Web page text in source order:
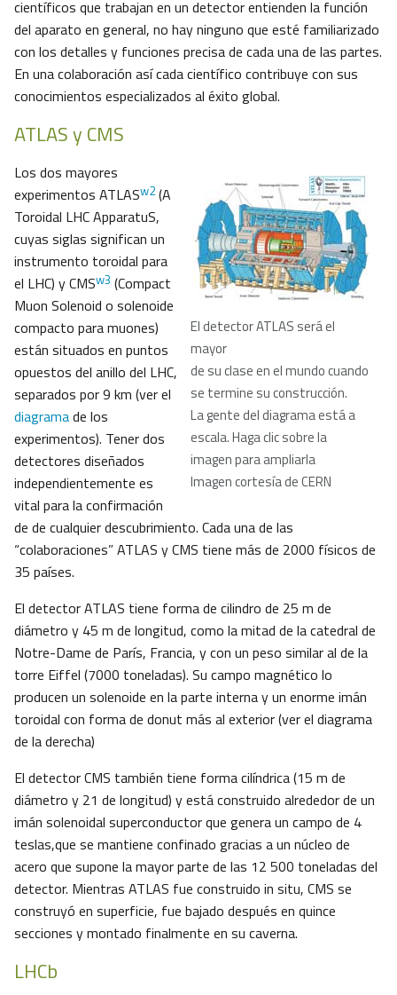
científicos que trabajan en un detector entienden la función
del aparato en general, no hay ninguno que esté familiarizado
con los detalles y funciones precisa de cada una de las partes.
En una colaboración así cada científico contribuye con sus
conocimientos especializados al éxito global.
ATLAS y CMS
El detector ATLAS será el
mayor
de su clase en el mundo cuando
se termine su construcción.
La gente del diagrama está a
escala. Haga clic sobre la
imagen para ampliarla
Imagen cortesía de CERN
Los dos mayores
experimentos ATLASw2(A
Toroidal LHC ApparatuS,
cuyas siglas significan un
instrumento toroidal para
el LHC) y CMSw3 (Compact
Muon Solenoid o solenoide
compacto para muones)
están situados en puntos
opuestos del anillo del LHC,
separados por 9 km (ver el
diagramade los
experimentos). Tener dos
detectores diseñados
independientemente es
vital para la confirmación
de de cualquier descubrimiento. Cada una de las
“colaboraciones” ATLAS y CMS tiene más de 2000 físicos de
35 países.
El detector ATLAS tiene forma de cilindro de 25 m de
diámetro y 45 m de longitud, como la mitad de la catedral de
Notre-Dame de París, Francia, y con un peso similar al de la
torre Eiffel (7000 toneladas). Su campo magnético lo
producen un solenoide en la parte interna y un enorme imán
toroidal con forma de donut más al exterior (ver el diagrama
de la derecha)
El detector CMS también tiene forma cilíndrica (15 m de
diámetro y 21 de longitud) y está construido alrededor de un
imán solenoidal superconductor que genera un campo de 4
teslas,que se mantiene confinado gracias a un núcleo de
acero que supone la mayor parte de las 12 500 toneladas del
detector. Mientras ATLAS fue construido in situ, CMS se
construyó en superficie, fue bajado después en quince
secciones y montado finalmente en su caverna.
LHCb